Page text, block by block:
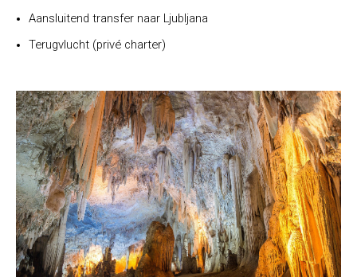
Aansluitend transfer naar Ljubljana
Terugvlucht (privé charter)